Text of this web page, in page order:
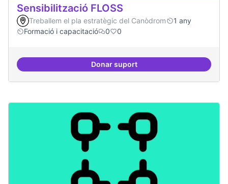
Sensibilització FLOSS
Treballem el pla estratègic del Canòdrom
1 any
Formació i capacitació
0 0
Donar suportSensibilització FLOSS